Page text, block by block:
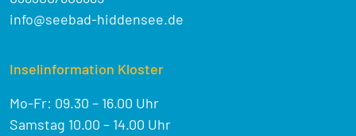
info@seebad-hiddensee.de
Inselinformation Kloster
Mo-Fr: 09.30 – 16.00 Uhr
Samstag 10.00 – 14.00 Uhr